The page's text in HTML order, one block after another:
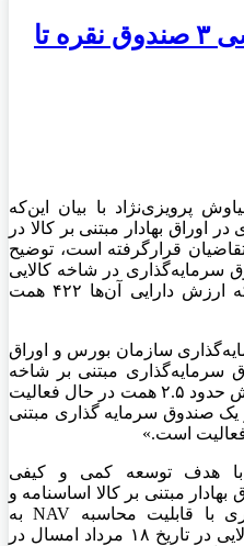
صدور مجوز پذیره‌نویسی ۳ صندوق نقره تا
پرویزی‌نژاد با بیان این‌که
بهادار مبتنی بر کالا در
متقاضیان قرارگرفته است، توضیح
زمان تاکنون ۲۹ صندوق سرمایه‌گذاری در شاخه کالایی
فلز طلا در حال فعالیت است که ارزش دارایی‌ آن‌ها ۴۲۲ همت
سازمان بورس و اوراق
اشاره به این‌که ۲ صندوق سرمایه‌گذاری مبتنی بر شاخه
کالایی کشاورزی (زعفران) با ارزش حدود ۲.۵ همت در حال فعالیت
یک صندوق سرمایه گذاری مبتنی
فعالیت است.»
با هدف توسعه کمی و کیفی
مبتنی بر کالا اساسنامه و
امیدنامه صندوق‌های سرمایه‌گذاری با قابلیت محاسبه NAV به
صورت جداگانه برای هر شاخه کالایی در تاریخ ۱۸ مرداد امسال در